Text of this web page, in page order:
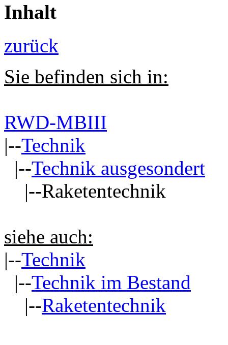
Inhalt
zurück
Sie befinden sich in:
RWD-MBIII
|--Technik
|--Technik ausgesondert
|--Raketentechnik
siehe auch:
|--Technik
|--Technik im Bestand
|--Raketentechnik